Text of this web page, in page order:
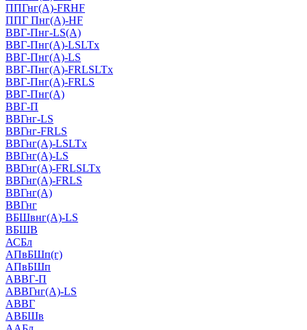
ППГнг(А)-FRHF
ППГ Пнг(А)-HF
ВВГ-Пнг-LS(А)
ВВГ-Пнг(А)-LSLTx
ВВГ-Пнг(А)-LS
ВВГ-Пнг(А)-FRLSLTx
ВВГ-Пнг(А)-FRLS
ВВГ-Пнг(А)
ВВГ-П
ВВГнг-LS
ВВГнг-FRLS
ВВГнг(А)-LSLTx
ВВГнг(А)-LS
ВВГнг(А)-FRLSLTx
ВВГнг(А)-FRLS
ВВГнг(А)
ВВГнг
ВБШвнг(А)-LS
ВБШВ
АСБл
АПвБШп(г)
АПвБШп
АВВГ-П
АВВГнг(А)-LS
АВВГ
АВБШв